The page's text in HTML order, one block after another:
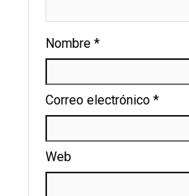
Nombre *
Correo electrónico *
Web